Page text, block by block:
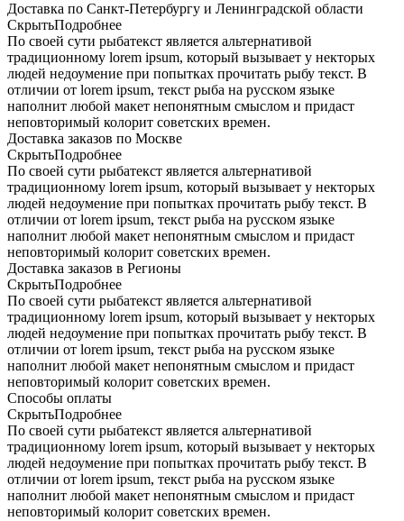
Доставка по Санкт-Петербургу и Ленинградской области
СкрытьПодробнее
По своей сути рыбатекст является альтернативой
традиционному lorem ipsum, который вызывает у некторых
людей недоумение при попытках прочитать рыбу текст. В
отличии от lorem ipsum, текст рыба на русском языке
наполнит любой макет непонятным смыслом и придаст
неповторимый колорит советских времен.
Доставка заказов по Москве
СкрытьПодробнее
По своей сути рыбатекст является альтернативой
традиционному lorem ipsum, который вызывает у некторых
людей недоумение при попытках прочитать рыбу текст. В
отличии от lorem ipsum, текст рыба на русском языке
наполнит любой макет непонятным смыслом и придаст
неповторимый колорит советских времен.
Доставка заказов в Регионы
СкрытьПодробнее
По своей сути рыбатекст является альтернативой
традиционному lorem ipsum, который вызывает у некторых
людей недоумение при попытках прочитать рыбу текст. В
отличии от lorem ipsum, текст рыба на русском языке
наполнит любой макет непонятным смыслом и придаст
неповторимый колорит советских времен.
Способы оплаты
СкрытьПодробнее
По своей сути рыбатекст является альтернативой
традиционному lorem ipsum, который вызывает у некторых
людей недоумение при попытках прочитать рыбу текст. В
отличии от lorem ipsum, текст рыба на русском языке
наполнит любой макет непонятным смыслом и придаст
неповторимый колорит советских времен.